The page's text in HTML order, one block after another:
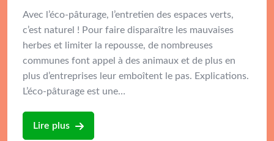
Avec l’éco-pâturage, l’entretien des espaces verts,
c’est naturel ! Pour faire disparaître les mauvaises
herbes et limiter la repousse, de nombreuses
communes font appel à des animaux et de plus en
plus d’entreprises leur emboîtent le pas. Explications.
L’éco-pâturage est une…
Lire plus